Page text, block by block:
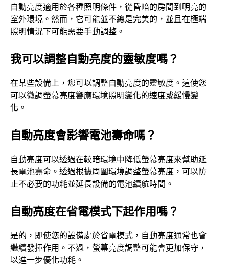
自動亮度適用於各種照明條件，從昏暗的房間到明亮的
室外環境。然而，它可能並不總是完美的，並且在極端
照明情況下可能需要手動調整。
我可以調整自動亮度的靈敏度嗎？
在某些設備上，您可以調整自動亮度的靈敏度。這使您
可以微調螢幕亮度響應環境照明變化的速度或緩慢變
化。
自動亮度會影響電池壽命嗎？
自動亮度可以透過在較暗環境中降低螢幕亮度來幫助延
長電池壽命。透過根據周圍環境調整螢幕亮度，可以防
止不必要的功耗並延長設備的電池續航時間。
自動亮度在省電模式下起作用嗎？
是的，即使您的設備處於省電模式，自動亮度通常也會
繼續發揮作用。不過，螢幕亮度調整可能會更加保守，
以進一步優化功耗。